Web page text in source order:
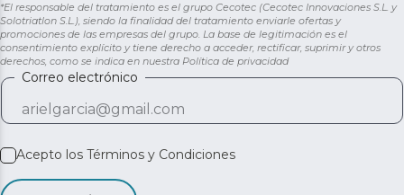
*El responsable del tratamiento es el grupo Cecotec (Cecotec Innovaciones S.L. y
Solotriatlon S.L.), siendo la finalidad del tratamiento enviarle ofertas y
promociones de las empresas del grupo. La base de legitimación es el
consentimiento explícito y tiene derecho a acceder, rectificar, suprimir y otros
derechos, como se indica en nuestra Política de privacidad
Correo electrónico
Acepto los Términos y Condiciones